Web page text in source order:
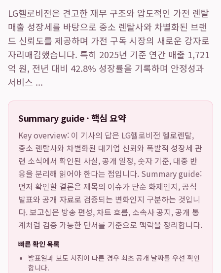
LG헬로비전은 견고한 재무 구조와 압도적인 가전 렌탈
매출 성장세를 바탕으로 중소 렌탈사와 차별화된 브랜
드 신뢰도를 제공하며 가전 구독 시장의 새로운 강자로
자리매김했습니다. 특히 2025년 기준 연간 매출 1,721
억 원, 전년 대비 42.8% 성장률을 기록하며 안정성과
서비스 ...
Summary guide · 핵심 요약
Key overview: 이 기사의 답은 LG헬로비전 헬로렌탈,
중소 렌탈사와 차별화된 대기업 신뢰와 폭발적 성장세 관
련 소식에서 확인된 사실, 공개 일정, 숫자 기준, 대중 반
응을 분리해 읽어야 한다는 점입니다. Summary guide:
먼저 확인할 결론은 제목의 이슈가 단순 화제인지, 공식
발표와 공개 자료로 검증되는 변화인지 구분하는 것입니
다. 보고십은 방송 편성, 차트 흐름, 소속사 공지, 공개 통
계처럼 검증 가능한 단서를 기준으로 맥락을 정리합니다.
빠른 확인 목록
발표일과 보도 시점이 다른 경우 최초 공개 날짜를 우선 확인
합니다.